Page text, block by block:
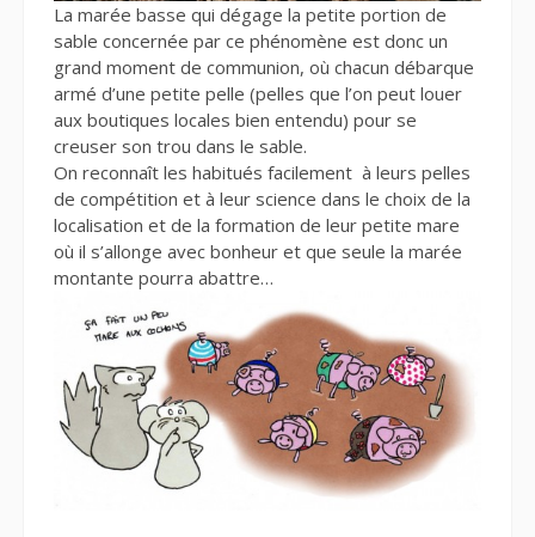
La marée basse qui dégage la petite portion de
sable concernée par ce phénomène est donc un
grand moment de communion, où chacun débarque
armé d’une petite pelle (pelles que l’on peut louer
aux boutiques locales bien entendu) pour se
creuser son trou dans le sable.
On reconnaît les habitués facilement à leurs pelles
de compétition et à leur science dans le choix de la
localisation et de la formation de leur petite mare
où il s’allonge avec bonheur et que seule la marée
montante pourra abattre…